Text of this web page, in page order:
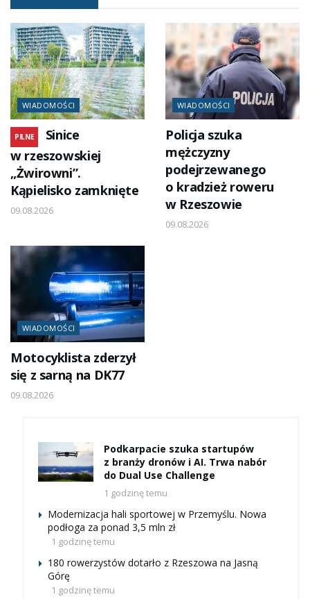
WIADOMOŚCI
PILNE
Sinice
w rzeszowskiej
„Żwirowni”.
Kąpielisko zamknięte
09.08.2026
WIADOMOŚCI
Policja szuka
mężczyzny
podejrzewanego
o kradzież roweru
w Rzeszowie
09.08.2026
WIADOMOŚCI
Motocyklista zderzył
się z sarną na DK77
09.08.2026
Podkarpacie szuka startupów
z branży dronów i AI. Trwa nabór
do Dual Use Challenge
1 godzinę temu
Modernizacja hali sportowej w Przemyślu. Nowa
podłoga za ponad 3,5 mln zł
1 godzinę temu
180 rowerzystów dotarło z Rzeszowa na Jasną
Górę
1 godzinę temu